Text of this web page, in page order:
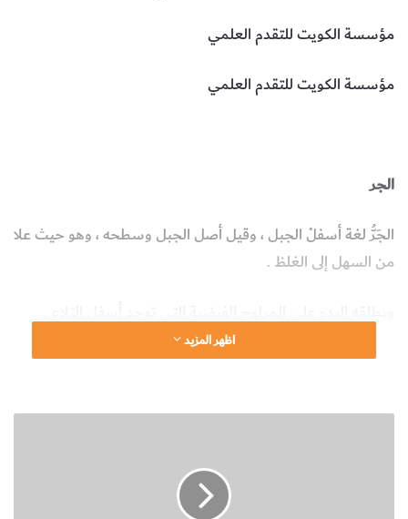
مؤسسة الكويت للتقدم العلمي
مؤسسة الكويت للتقدم العلمي
الجر
الجَرُّ لغة أسفلْ الجبل ، وقيل أصل الجبل وسطحه ، وهو حيث علا
من السهل إلى الغلظ .
اظهر المزيد